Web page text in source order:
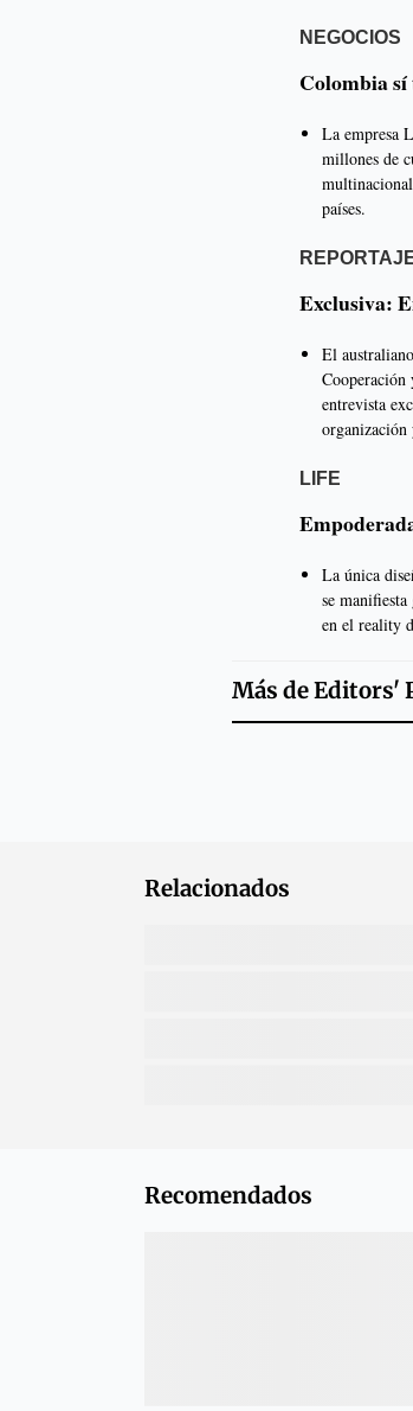
NEGOCIOS
Colombia
La empresa
millones de
países.
Exclusiva:
El
entrevista
LIFE
La única
se
en el reality
Más deEditors'
Relacionados
Recomendados